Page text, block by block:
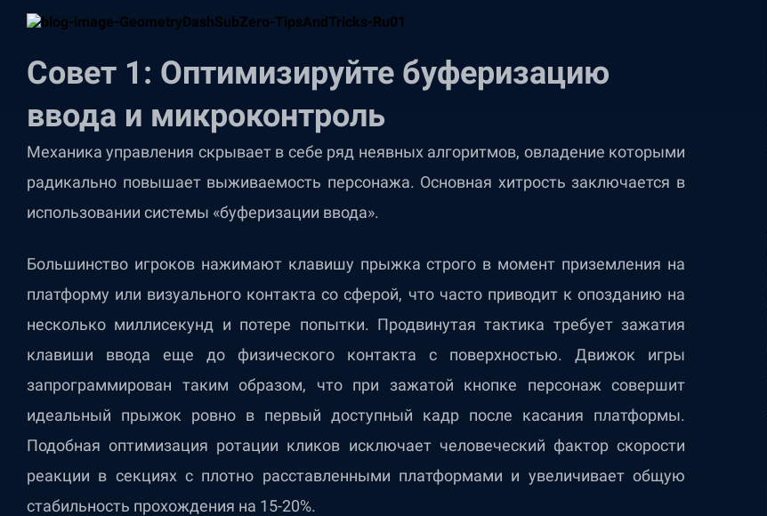
Совет 1: Оптимизируйте буферизацию
ввода и микроконтроль
Механика управления скрывает в себе ряд неявных алгоритмов, овладение которыми
радикально повышает выживаемость персонажа. Основная хитрость заключается в
использовании системы «буферизации ввода».
Большинство игроков нажимают клавишу прыжка строго в момент приземления на
платформу или визуального контакта со сферой, что часто приводит к опозданию на
несколько миллисекунд и потере попытки. Продвинутая тактика требует зажатия
клавиши ввода еще до физического контакта с поверхностью. Движок игры
запрограммирован таким образом, что при зажатой кнопке персонаж совершит
идеальный прыжок ровно в первый доступный кадр после касания платформы.
Подобная оптимизация ротации кликов исключает человеческий фактор скорости
реакции в секциях с плотно расставленными платформами и увеличивает общую
стабильность прохождения на 15-20%.